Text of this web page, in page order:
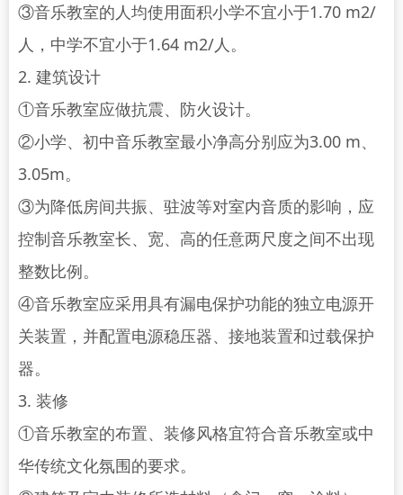
③音乐教室的人均使用面积小学不宜小于1.70 m2/
人，中学不宜小于1.64 m2/人。
2. 建筑设计
①音乐教室应做抗震、防火设计。
②小学、初中音乐教室最小净高分别应为3.00 m、
3.05m。
③为降低房间共振、驻波等对室内音质的影响，应
控制音乐教室长、宽、高的任意两尺度之间不出现
整数比例。
④音乐教室应采用具有漏电保护功能的独立电源开
关装置，并配置电源稳压器、接地装置和过载保护
器。
3. 装修
①音乐教室的布置、装修风格宜符合音乐教室或中
华传统文化氛围的要求。